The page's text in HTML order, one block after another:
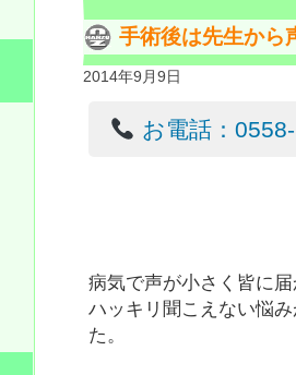
手術後は先生から
2014年9月9日
お電話：
病気で声が小さく皆に
ハッキリ聞こえない悩
た。